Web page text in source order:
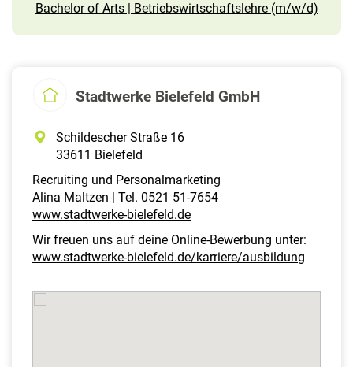
Bachelor of Arts | Betriebswirtschaftslehre (m/w/d)
Stadtwerke Bielefeld GmbH
Schildescher Straße 16
33611 Bielefeld
Recruiting und Personalmarketing
Alina Maltzen | Tel. 0521 51-7654
www.stadtwerke-bielefeld.de
Wir freuen uns auf deine Online-Bewerbung unter:
www.stadtwerke-bielefeld.de/karriere/ausbildung